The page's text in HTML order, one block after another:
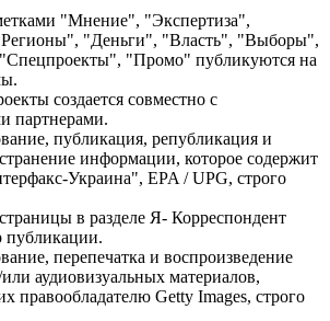
"Мнение", "Экспертиза",
"Деньги", "Власть", "Выборы",
"Промо" публикуются на
создается совместно с
партнерами.
публикация, републикация и
информации, которое содержит
Украина", EPA / UPG, строго
в разделе Я- Корреспондент
публикации.
перепечатка и воспроизведение
аудиовизуальных материалов,
правообладателю Getty Images, строго